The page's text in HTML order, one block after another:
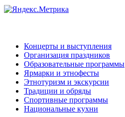
Концерты и выступления
Организация праздников
Образовательные программы
Ярмарки и этнофесты
Этнотуризм и экскурсии
Традиции и обряды
Спортивные программы
Национальные кухни